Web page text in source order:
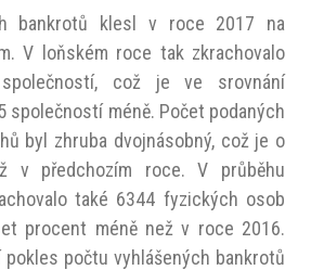
bankrotů klesl v roce 2017 na
V loňském roce tak zkrachovalo
což je ve srovnání
společností méně. Počet podaných
byl zhruba dvojnásobný, což je o
v předchozím roce. V průběhu
také 6344 fyzických osob
procent méně než v roce 2016.
pokles počtu vyhlášených bankrotů